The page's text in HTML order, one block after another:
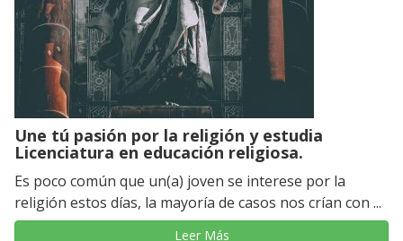
Une tú pasión por la religión y estudia
Licenciatura en educación religiosa.
Es poco común que un(a) joven se interese por la
religión estos días, la mayoría de casos nos crían con ...
Leer Más